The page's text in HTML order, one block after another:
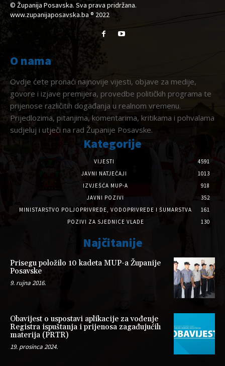
© Županija Posavska. Sva prava pridržana.
www.zupanijaposavska.ba ® 2022
O nama
Ovdje ćete pronaći najnovije vijesti, objave za medije,
govore i izjave premijera, provedbe političkih programa te
prijenose različitih događanja u realnom vremenu.
Prijedlozima, pitanjima, komentarima, kritikama i pohvalama
sudjeluj i utječi na rad Županije Posavske.
Kategorije
VIJESTI
4591
JAVNI NATJEČAJI
1013
IZVJEŠĆA MUP-A
918
JAVNI POZIVI
352
MINISTARSTVO POLJOPRIVREDE, VODOPRIVREDE I ŠUMARSTVA
161
POZIVI ZA SJEDNICE VLADE
130
Najčitanije
Prisegu položilo 10 kadeta MUP-a Županije
Posavske
9. rujna 2016.
Obavijest o uspostavi aplikacije za vođenje
Registra ispuštanja i prijenosa zagađujućih
materija (PRTR)
19. prosinca 2024.